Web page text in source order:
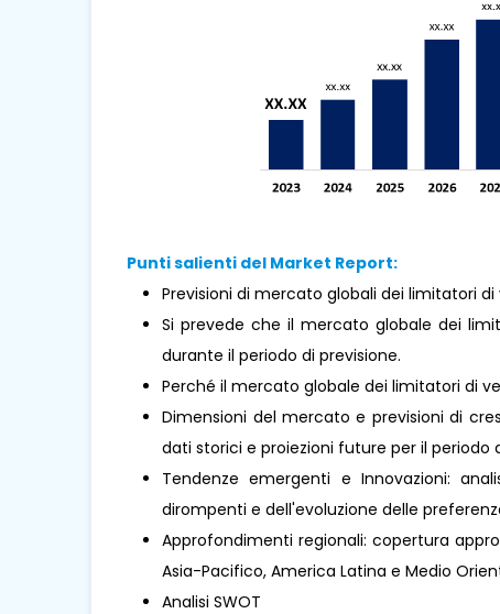
Punti salienti del Market Report:
Previsioni di mercato globali dei limitatori
Si prevede che il mercato globale dei
durante il periodo di previsione.
Perché il mercato globale dei limitatori di
Dimensioni del mercato e previsioni di
dati storici e proiezioni future per il periodo
Tendenze emergenti e Innovazioni:
dirompenti e dell'evoluzione delle
Approfondimenti regionali: copertura
Asia-Pacifico, America Latina e Medio
Analisi SWOT